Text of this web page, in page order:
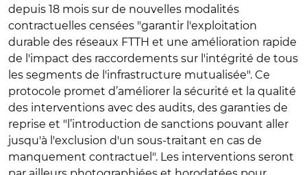
depuis 18 mois sur de nouvelles modalités
contractuelles censées "garantir l'exploitation
durable des réseaux FTTH et une amélioration rapide
de l'impact des raccordements sur l'intégrité de tous
les segments de l'infrastructure mutualisée". Ce
protocole promet d’améliorer la sécurité et la qualité
des interventions avec des audits, des garanties de
reprise et "l’introduction de sanctions pouvant aller
jusqu'à l'exclusion d'un sous-traitant en cas de
manquement contractuel". Les interventions seront